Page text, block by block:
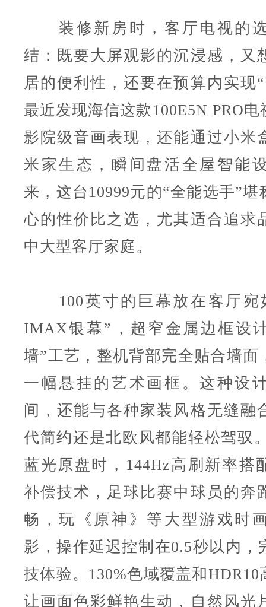
装修新房时，客厅电视的
结：既要大屏观影的沉浸感，又
居的便利性，还要在预算内实现
最近发现海信这款100E5N PRO
影院级音画表现，还能通过小米
米家生态，瞬间盘活全屋智能
来，这台10999元的“全能选手”
心的性价比之选，尤其适合追求
中大型客厅家庭。
100英寸的巨幕放在客厅宛
IMAX银幕”，超窄金属边框设
墙”工艺，整机背部完全贴合墙面
一幅悬挂的艺术画框。这种设
间，还能与各种家装风格无缝融
代简约还是北欧风都能轻松驾驭
蓝光原盘时，144Hz高刷新率搭
补偿技术，足球比赛中球员的奔
畅，玩《原神》等大型游戏时
影，操作延迟控制在0.5秒以内，
技体验。130%色域覆盖和HDR10
让画面色彩鲜艳生动，自然风光